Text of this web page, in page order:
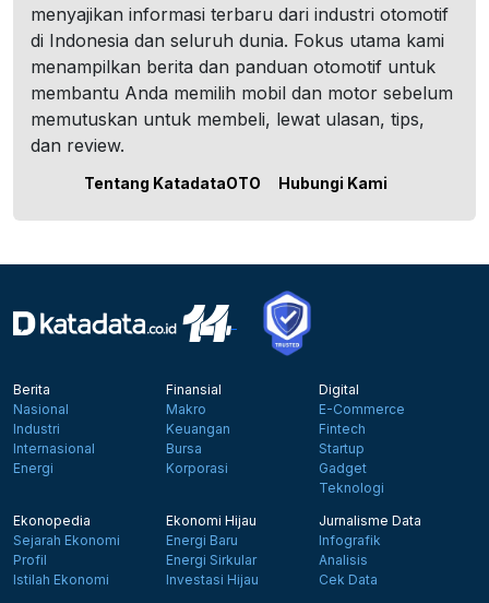
menyajikan informasi terbaru dari industri otomotif
di Indonesia dan seluruh dunia. Fokus utama kami
menampilkan berita dan panduan otomotif untuk
membantu Anda memilih mobil dan motor sebelum
memutuskan untuk membeli, lewat ulasan, tips,
dan review.
Tentang KatadataOTO Hubungi Kami
Berita
Nasional
Industri
Internasional
Energi
Finansial
Makro
Keuangan
Bursa
Korporasi
Digital
E-Commerce
Fintech
Startup
Gadget
Teknologi
Ekonopedia
Sejarah Ekonomi
Profil
Istilah Ekonomi
Ekonomi Hijau
Energi Baru
Energi Sirkular
Investasi Hijau
Jurnalisme Data
Infografik
Analisis
Cek Data